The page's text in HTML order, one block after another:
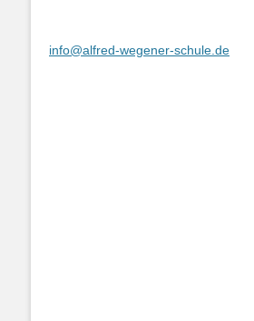
info@alfred-wegener-schule.de